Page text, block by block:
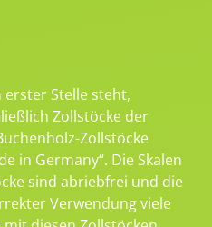
Stelle steht,
Zollstöcke der
Zollstöcke
in Germany“. Die Skalen
sind abriebfrei und die
Verwendung viele